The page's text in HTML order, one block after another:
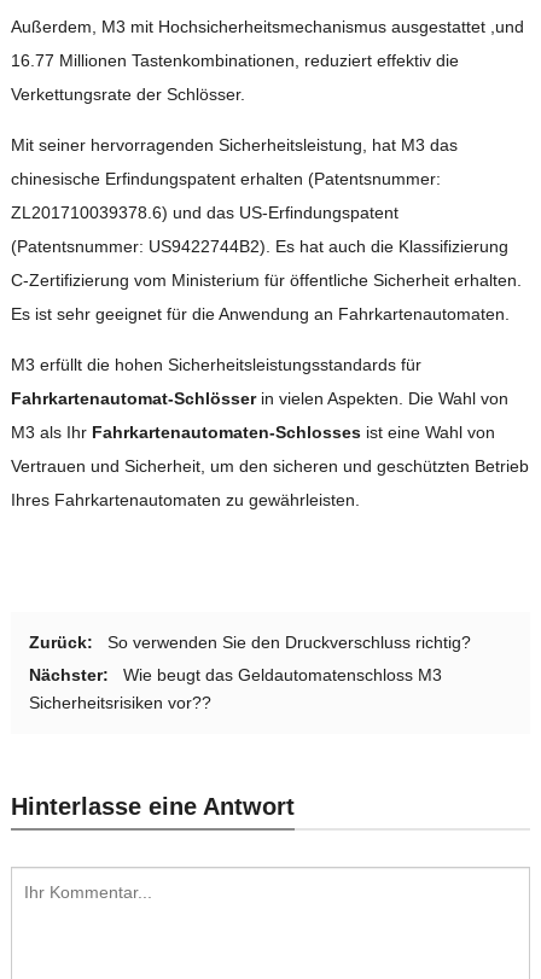
Außerdem, M3 mit Hochsicherheitsmechanismus ausgestattet ,und
16.77 Millionen Tastenkombinationen, reduziert effektiv die
Verkettungsrate der Schlösser.
Mit seiner hervorragenden Sicherheitsleistung, hat M3 das
chinesische Erfindungspatent erhalten (Patentsnummer:
ZL201710039378.6) und das US-Erfindungspatent
(Patentsnummer: US9422744B2). Es hat auch die Klassifizierung
C-Zertifizierung vom Ministerium für öffentliche Sicherheit erhalten.
Es ist sehr geeignet für die Anwendung an Fahrkartenautomaten.
M3 erfüllt die hohen Sicherheitsleistungsstandards für
Fahrkartenautomat-Schlösserin vielen Aspekten. Die Wahl von
M3 als Ihr Fahrkartenautomaten-Schlossesist eine Wahl von
Vertrauen und Sicherheit, um den sicheren und geschützten Betrieb
Ihres Fahrkartenautomaten zu gewährleisten.
Zurück:
So verwenden Sie den Druckverschluss richtig?
Nächster:
Wie beugt das Geldautomatenschloss M3
Sicherheitsrisiken vor??
Hinterlasse eine Antwort